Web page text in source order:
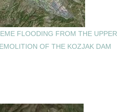
FLOODING FROM THE UPPER
OF THE KOZJAK DAM